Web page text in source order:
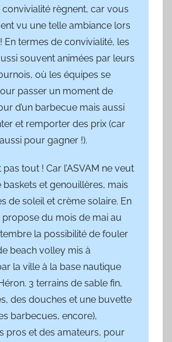
règnent, car vous
vu une telle ambiance lors
En termes de convivialité, les
souvent animées par leurs
où les équipes se
passer un moment de
d’un barbecue mais aussi
et remporter des prix (car
pour gagner !).
pas tout ! Car l’ASVAM ne veut
baskets et genouillères, mais
de soleil et crème solaire. En
du mois de mai au
la possibilité de fouler
beach volley mis à
la ville à la base nautique
3 terrains de sable fin,
des douches et une buvette
barbecues, encore),
pros et des amateurs, pour